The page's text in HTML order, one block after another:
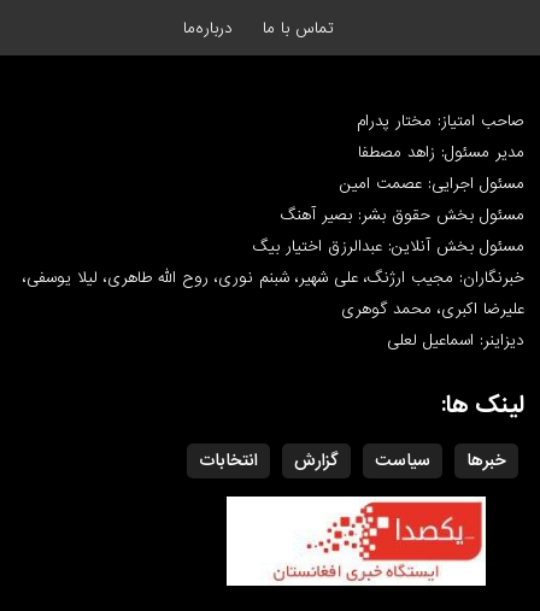
تماس با ما درباره‌ما
صاحب امتیاز: مختار پدرام
مدیر مسئول: زاهد مصطفا
مسئول اجرایی: عصمت امین
مسئول بخش حقوق بشر: بصیر آهنگ
مسئول بخش آنلاین: عبدالرزق اختیار بیگ
خبرنگاران: مجیب ارژنگ، علی شهیر، شبنم نوری، روح الله طاهری، لیلا یوسفی،
علیرضا اکبری، محمد گوهری
دیزاینر: اسماعیل لعلی
لینک ها:
خبرها سیاست گزارش انتخابات